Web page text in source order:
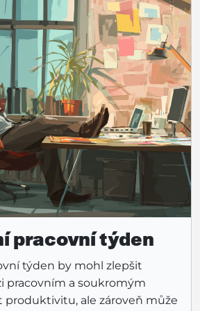
pracovní týden
týden by mohl zlepšit
pracovním a soukromým
produktivitu, ale zároveň může